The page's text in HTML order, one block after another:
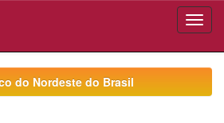
do Nordeste do Brasil